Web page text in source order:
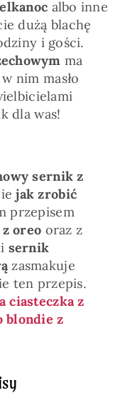
albo inne
dużą blachę
i gości.
ma
nim masło
dla was!
sernik z
jak zrobić
przepisem
oreo oraz z
sernik
zasmakuje
ten przepis.
ciasteczka z
blondie z